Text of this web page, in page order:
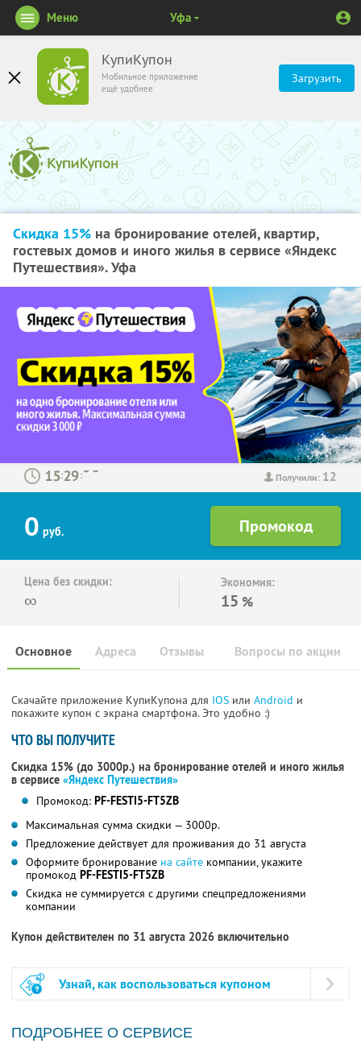
КупиКупон
Мобильное приложение
ещё удобнее
Загрузить
Меню Уфа
Скидка 15% на бронирование отелей, квартир,
гостевых домов и иного жилья в сервисе «Яндекс
Путешествия». Уфа
Получили: 12
: :
0 руб.
Цена без скидки:
∞
Экономия:
15 %
Основное Отзывы Вопросы по акции
Адреса
Скачайте приложение КупиКупона для IOS или Android и
покажите купон с экрана смартфона. Это удобно :)
ЧТО ВЫ ПОЛУЧИТЕ
Скидка 15% (до 3000р.) на бронирование отелей и иного жилья
в сервисе «Яндекс Путешествия»
Промокод: PF-FESTI5-FT5ZB
Максимальная сумма скидки — 3000р.
Предложение действует для проживания до 31 августа
Оформите бронирование на сайте компании, укажите
промокод PF-FESTI5-FT5ZB
Скидка не суммируется с другими спецпредложениями
компании
Купон действителен по 31 августа 2026 включительно
Узнай, как воспользоваться купоном
ПОДРОБНЕЕ О СЕРВИСЕ